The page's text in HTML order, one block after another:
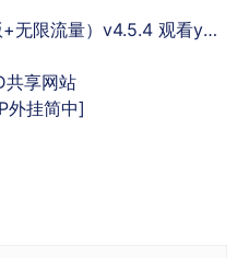
）v4.5.4 观看youtube完全没压力
享网站
外挂简中]